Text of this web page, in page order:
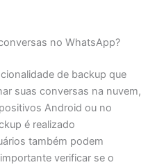
no WhatsApp?
de backup que
suas conversas na nuvem,
Android ou no
é realizado
também podem
verificar se o